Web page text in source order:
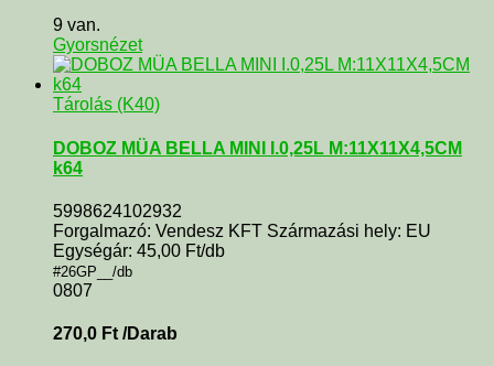
9 van.
Gyorsnézet
Tárolás (K40)
DOBOZ MÜA BELLA MINI I.0,25L M:11X11X4,5CM
k64
5998624102932
Forgalmazó: Vendesz KFT Származási hely: EU
Egységár: 45,00 Ft/db
#26GP__/db
0807
270,0 Ft /Darab